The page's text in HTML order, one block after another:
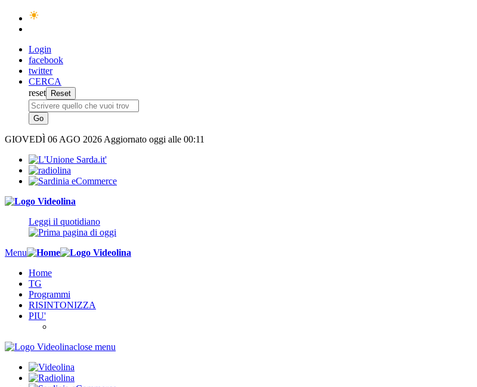
Login
facebook
twitter
CERCA
reset
GIOVEDÌ 06 AGO 2026 Aggiornato oggi alle 00:11
Leggi il quotidiano
Menu
Home
TG
Programmi
RISINTONIZZA
PIU'
close menu